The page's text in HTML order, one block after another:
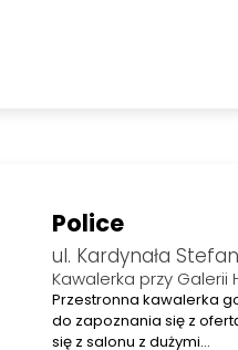
Police
ul. Kardynała
Kawalerka przy Galerii
Przestronna kawalerka
do zapoznania się z
się z salonu z dużymi…